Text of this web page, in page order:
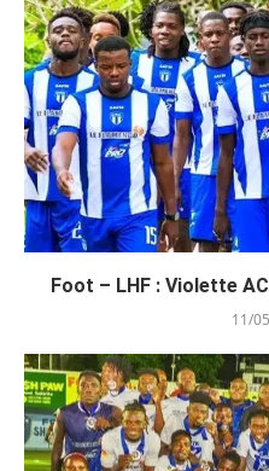
Foot – LHF : Violette
11/